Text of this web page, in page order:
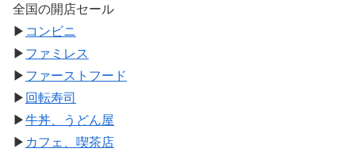
全国の開店セール
▶ コンビニ
▶ ファミレス
▶ ファーストフード
▶ 回転寿司
▶牛丼、うどん屋
▶ カフェ、喫茶店